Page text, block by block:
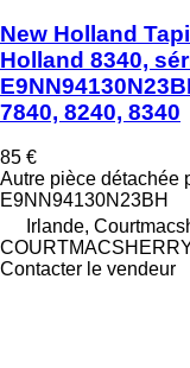
New Holland
Holland 8340,
7840, 8240, 8340
85 €
Autre pièce détachée
E9NN94130N23BH
Irlande,
Contacter le vendeur